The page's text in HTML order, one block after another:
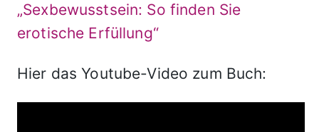
„Sexbewusstsein: So finden Sie
erotische Erfüllung“
Hier das Youtube-Video zum Buch: